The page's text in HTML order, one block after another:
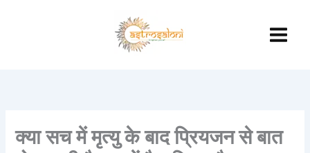
क्या सच में मृत्यु के बाद प्रियजन से बात